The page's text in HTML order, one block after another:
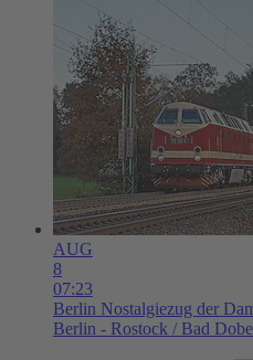
AUG
8
07:23
Berlin Nostalgiezug der
Berlin - Rostock / Bad